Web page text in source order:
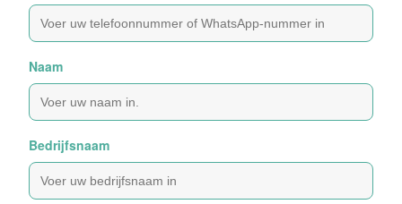
Naam
Bedrijfsnaam